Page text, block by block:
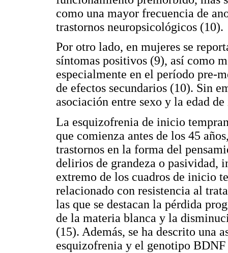
como una mayor frecuencia de
trastornos neuropsicológicos (10).
Por otro lado, en mujeres se
síntomas positivos (9), así como
especialmente en el período pre-
de efectos secundarios (10). Sin
asociación entre sexo y la edad
La esquizofrenia de inicio
que comienza antes de los 45
trastornos en la forma del
delirios de grandeza o pasividad,
extremo de los cuadros de inicio
relacionado con resistencia al
las que se destacan la pérdida
de la materia blanca y la
(15). Además, se ha descrito una
esquizofrenia y el genotipo